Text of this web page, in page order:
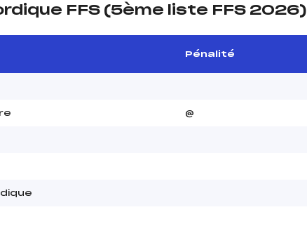
FFS (5ème liste FFS 2026)
Pénalité
@